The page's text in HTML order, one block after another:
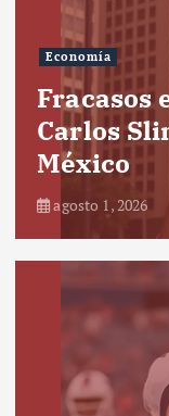
Economía
Fracasos
Carlos
México
agosto 1, 2026